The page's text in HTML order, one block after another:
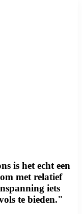
is het echt een
met relatief
iets
te bieden."